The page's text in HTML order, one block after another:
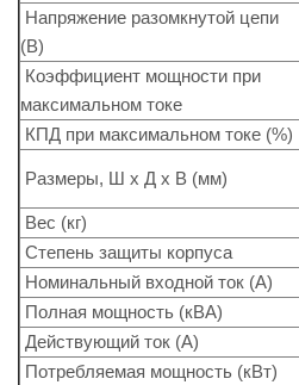
Напряжение разомкнутой цепи
(В)
Коэффициент мощности при
максимальном токе
КПД при максимальном токе (%)
Размеры, Ш x Д x В (мм)
Вес (кг)
Степень защиты корпуса
Номинальный входной ток (A)
Полная мощность (кВА)
Действующий ток (A)
Потребляемая мощность (кВт)